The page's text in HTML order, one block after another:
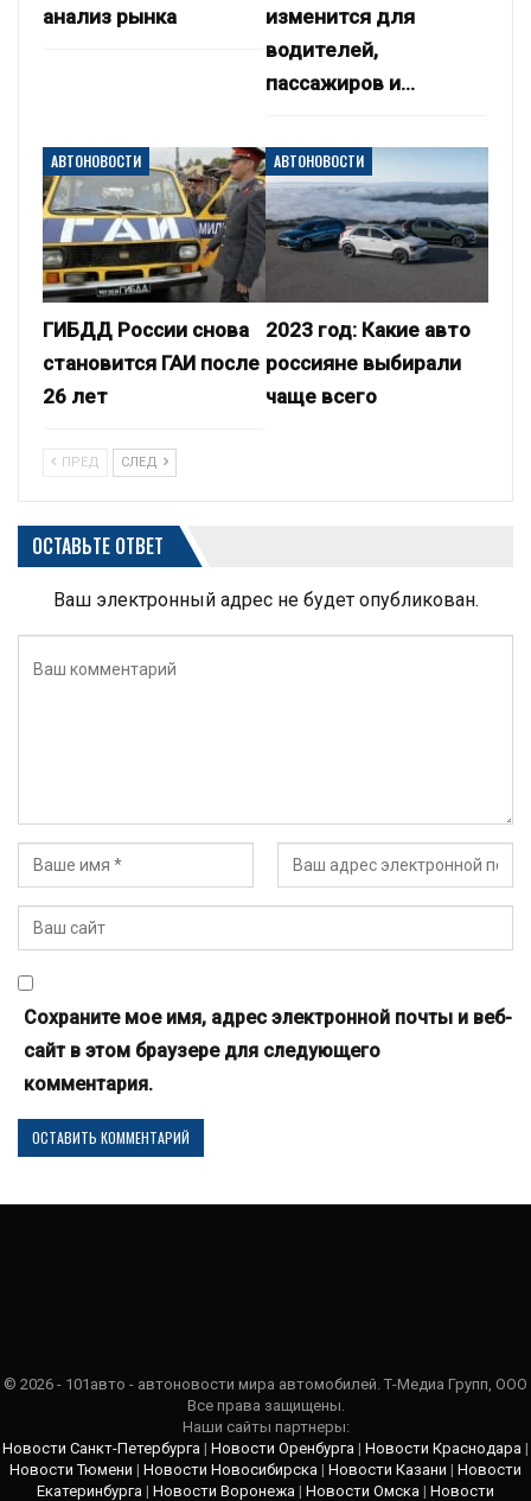
анализ рынка
изменится для
водителей,
пассажиров и…
АВТОНОВОСТИ
ГИБДД России снова
становится ГАИ после
26 лет
АВТОНОВОСТИ
2023 год: Какие авто
россияне выбирали
чаще всего
ПРЕД СЛЕД
ОСТАВЬТЕ ОТВЕТ
Ваш электронный адрес не будет опубликован.
Сохраните мое имя, адрес электронной почты и веб-
сайт в этом браузере для следующего
комментария.
© 2026 - 101авто - автоновости мира автомобилей. Т-Медиа Групп, ООО
Все права защищены.
Наши сайты партнеры:
Новости Санкт-Петербурга | Новости Оренбурга | Новости Краснодара |
Новости Тюмени | Новости Новосибирска | Новости Казани | Новости
Екатеринбурга | Новости Воронежа | Новости Омска | Новости